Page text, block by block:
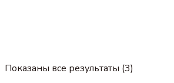
Показаны все результаты (3)